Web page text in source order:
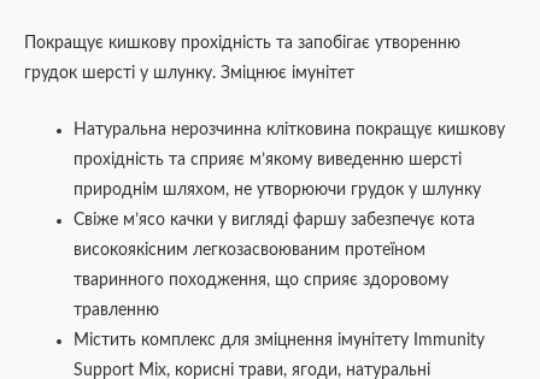
Покращує кишкову прохідність та запобігає утворенню
грудок шерсті у шлунку. Зміцнює імунітет
Натуральна нерозчинна клітковина покращує кишкову
прохідність та сприяє м’якому виведенню шерсті
природнім шляхом, не утворюючи грудок у шлунку
Свіже м’ясо качки у вигляді фаршу забезпечує кота
високоякісним легкозасвоюваним протеїном
тваринного походження, що сприяє здоровому
травленню
Містить комплекс для зміцнення імунітету Immunity
Support Mix, корисні трави, ягоди, натуральні